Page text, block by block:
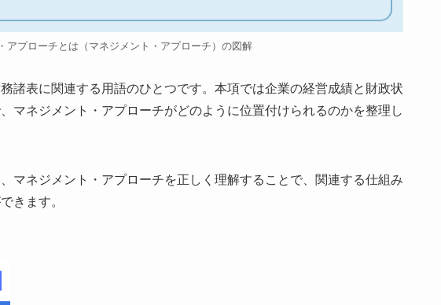
アプローチとは（マネジメント・アプローチ）の図解
諸表に関連する用語のひとつです。本項では企業の経営成績と財政状
マネジメント・アプローチがどのように位置付けられるのかを整理し
マネジメント・アプローチを正しく理解することで、関連する仕組み
きます。